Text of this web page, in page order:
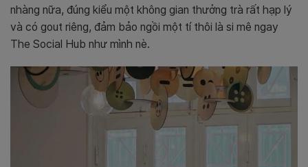
nhàng nữa, đúng kiểu một không gian thưởng trà rất hạp lý
và có gout riêng, đảm bảo ngồi một tí thôi là si mê ngay
The Social Hub như mình nè.